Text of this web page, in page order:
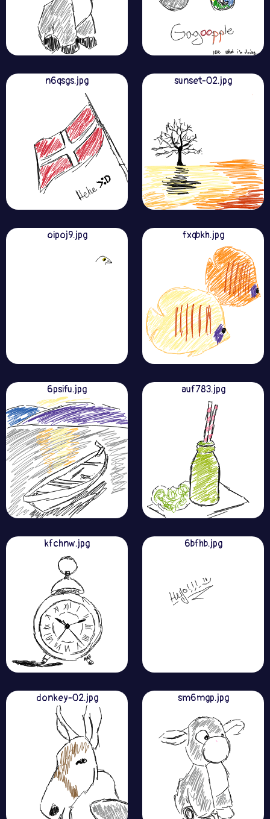
n6qsgs.jpg sunset-02.jpg
oipoj9.jpg fxqbkh.jpg
6psifu.jpg auf783.jpg
kfchnw.jpg 6bfhb.jpg
donkey-02.jpg sm6mgp.jpg